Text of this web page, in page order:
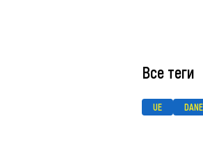
Все теги
UE